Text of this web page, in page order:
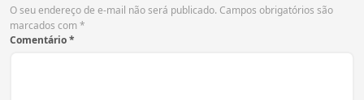
O seu endereço de e-mail não será publicado. Campos obrigatórios são
marcados com*
Comentário*